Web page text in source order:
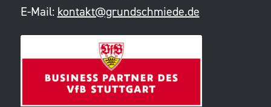
E-Mail: kontakt@grundschmiede.de